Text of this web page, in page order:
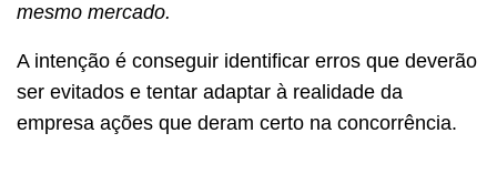
mesmo mercado.
A intenção é conseguir identificar erros que deverão
ser evitados e tentar adaptar à realidade da
empresa ações que deram certo na concorrência.